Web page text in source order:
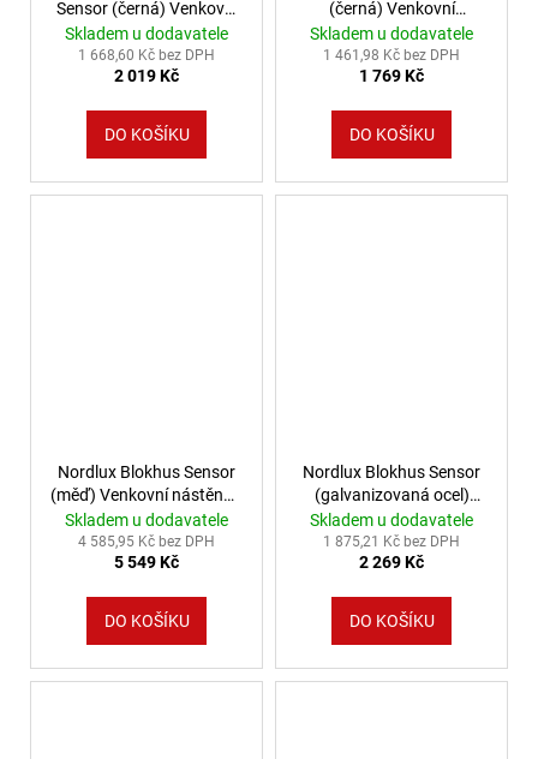
Sensor (černá) Venkovní
nástěnná světla s čidlem
kov, sklo IP54 21519103
Skladem u dodavatele
1 668,60 Kč bez DPH
2 019 Kč
DO KOŠÍKU
(černá) Venkovní
nástěnná světla s čidlem
kov, sklo IP54 21509103
Skladem u dodavatele
1 461,98 Kč bez DPH
1 769 Kč
DO KOŠÍKU
Nordlux Blokhus Sensor
(měď) Venkovní nástěnná
světla s čidlem kov, sklo
IP54 25031030
Skladem u dodavatele
4 585,95 Kč bez DPH
5 549 Kč
DO KOŠÍKU
Nordlux Blokhus Sensor
(galvanizovaná ocel)
Venkovní nástěnná světla
s čidlem kov, sklo IP54
25031031
Skladem u dodavatele
1 875,21 Kč bez DPH
2 269 Kč
DO KOŠÍKU